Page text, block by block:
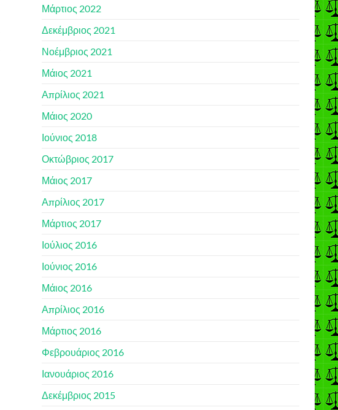
Μάρτιος 2022
Δεκέμβριος 2021
Νοέμβριος 2021
Μάιος 2021
Απρίλιος 2021
Μάιος 2020
Ιούνιος 2018
Οκτώβριος 2017
Μάιος 2017
Απρίλιος 2017
Μάρτιος 2017
Ιούλιος 2016
Ιούνιος 2016
Μάιος 2016
Απρίλιος 2016
Μάρτιος 2016
Φεβρουάριος 2016
Ιανουάριος 2016
Δεκέμβριος 2015